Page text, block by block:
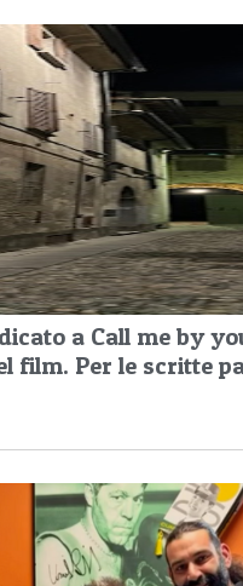
a Call me by
film. Per le scritte